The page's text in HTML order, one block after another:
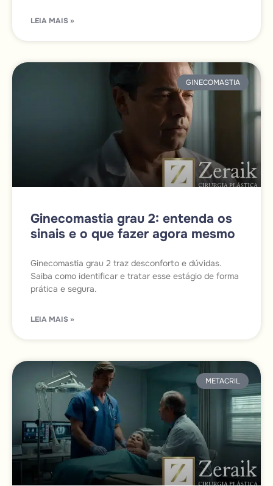
LEIA MAIS »
GINECOMASTIA
Ginecomastia grau 2: entenda os
sinais e o que fazer agora mesmo
Ginecomastia grau 2 traz desconforto e dúvidas.
Saiba como identificar e tratar esse estágio de forma
prática e segura.
LEIA MAIS »
METACRIL